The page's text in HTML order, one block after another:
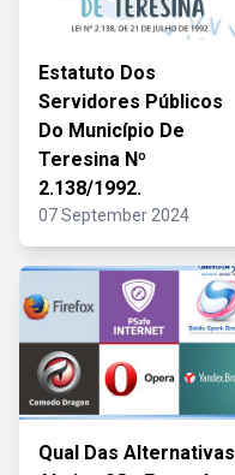
Estatuto Dos
Servidores Públicos
Do Município De
Teresina Nº
2.138/1992.
07 September 2024
Qual Das Alternativas